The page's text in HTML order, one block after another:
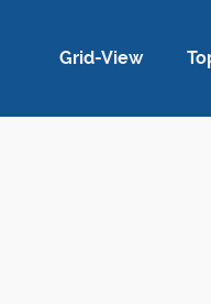
Grid-View